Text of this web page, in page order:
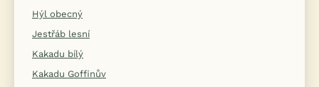
Hýl obecný
Jestřáb lesní
Kakadu bílý
Kakadu Goffinův